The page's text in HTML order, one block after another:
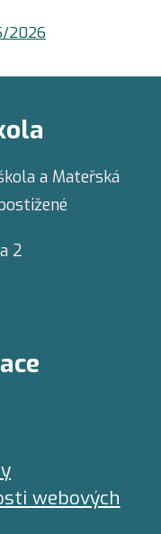
2026
a Mateřská
2
webových